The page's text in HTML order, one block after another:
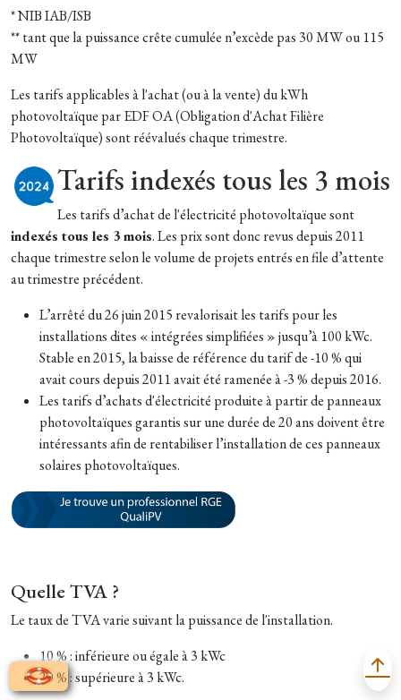
* NIB IAB/ISB
** tant que la puissance crête cumulée n’excède pas 30 MW ou 115
MW
Les tarifs applicables à l'achat (ou à la vente) du kWh
photovoltaïque par EDF OA (Obligation d'Achat Filière
Photovoltaïque) sont réévalués chaque trimestre.
Tarifs indexés tous les 3 mois
Les tarifs d’achat de l'électricité photovoltaïque sont
indexés tous les 3 mois. Les prix sont donc revus depuis 2011
chaque trimestre selon le volume de projets entrés en file d’attente
au trimestre précédent.
L’arrêté du 26 juin 2015 revalorisait les tarifs pour les
installations dites « intégrées simplifiées » jusqu’à 100 kWc.
Stable en 2015, la baisse de référence du tarif de -10 % qui
avait cours depuis 2011 avait été ramenée à -3 % depuis 2016.
Les tarifs d’achats d'électricité produite à partir de panneaux
photovoltaïques garantis sur une durée de 20 ans doivent être
intéressants afin de rentabiliser l’installation de ces panneaux
solaires photovoltaïques.
Quelle TVA ?
Le taux de TVA varie suivant la puissance de l'installation.
10 % : inférieure ou égale à 3 kWc
20 % : supérieure à 3 kWc.